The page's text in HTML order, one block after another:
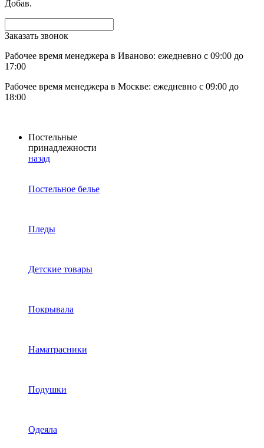
Добав.
Заказать звонок
Рабочее время менеджера в Иваново: ежедневно с 09:00 до
17:00
Рабочее время менеджера в Москве: ежедневно с 09:00 до
18:00
Постельные
принадлежности
назад
Постельное белье
Пледы
Детские товары
Покрывала
Наматрасники
Подушки
Одеяла